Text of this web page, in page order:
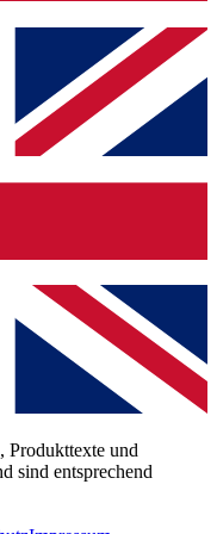
Produkttexte und
sind entsprechend